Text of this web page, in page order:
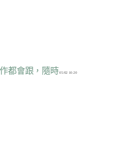
都會跟，隨時 05/02 10:20